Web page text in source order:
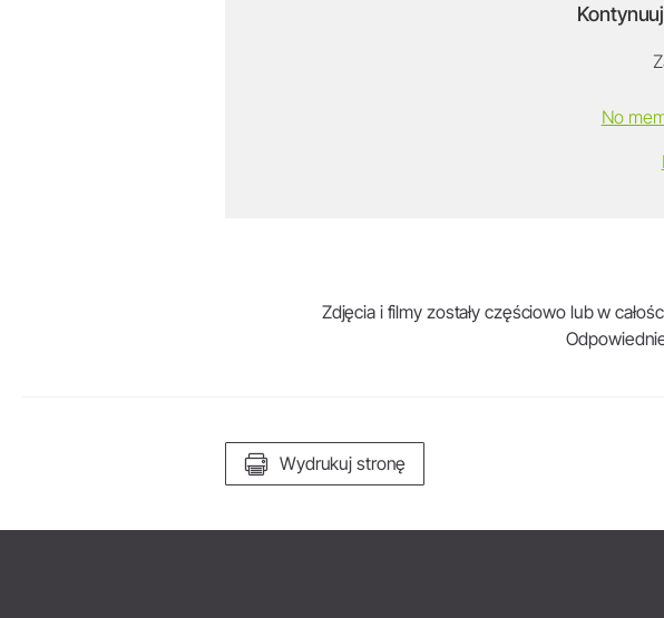
No
Zdjęcia i filmy zostały częściowo lub w
Wydrukuj stronę